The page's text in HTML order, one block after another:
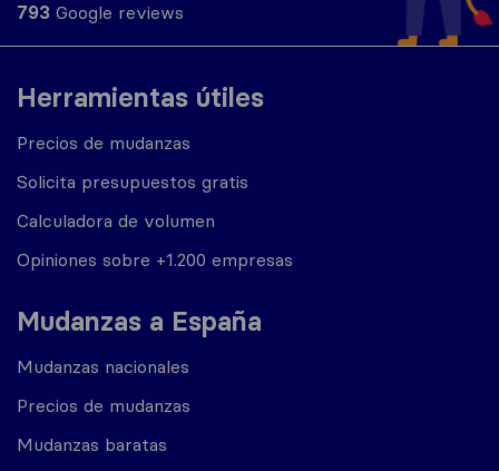
Herramientas útiles
Precios de mudanzas
Solicita presupuestos gratis
Calculadora de volumen
Opiniones sobre +1.200 empresas
Mudanzas a España
Mudanzas nacionales
Precios de mudanzas
Mudanzas baratas
793 Google reviews